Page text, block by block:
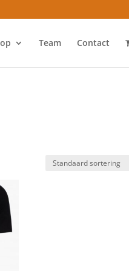
Team Contact